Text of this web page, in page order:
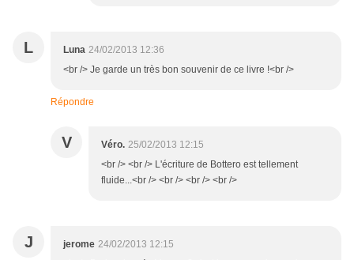
L Luna 24/02/2013 12:36
<br /> Je garde un très bon souvenir de ce livre !<br />
Répondre
V Véro. 25/02/2013 12:15
<br /> <br /> L'écriture de Bottero est tellement
fluide...<br /> <br /> <br /> <br />
J jerome 24/02/2013 12:15